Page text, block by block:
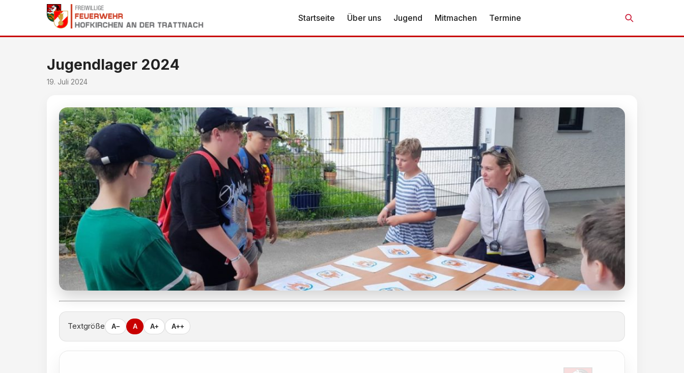
Startseite Über uns Jugend Mitmachen Termine
Suche
Jugendlager 2024
19. Juli 2024
Textgröße A− A A+ A++